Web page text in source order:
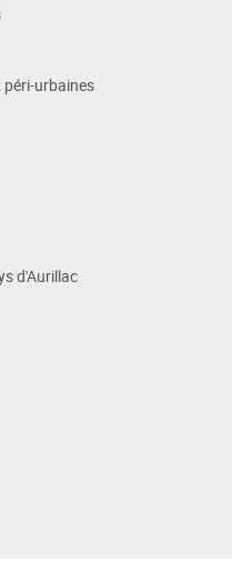
péri-urbaines
d'Aurillac